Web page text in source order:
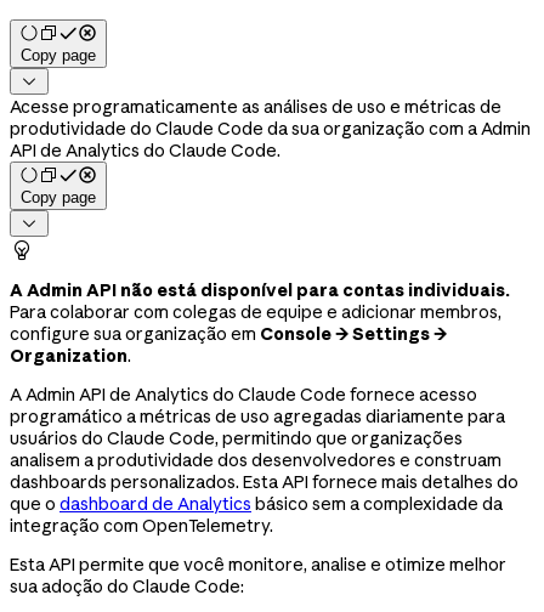
Copy page

Acesse programaticamente as análises de uso e métricas de
produtividade do Claude Code da sua organização com a Admin
API de Analytics do Claude Code.
Copy page


A Admin API não está disponível para contas individuais.
Para colaborar com colegas de equipe e adicionar membros,
configure sua organização em Console → Settings →
Organization.
A Admin API de Analytics do Claude Code fornece acesso
programático a métricas de uso agregadas diariamente para
usuários do Claude Code, permitindo que organizações
analisem a produtividade dos desenvolvedores e construam
dashboards personalizados. Esta API fornece mais detalhes do
que o dashboard de Analytics básico sem a complexidade da
integração com OpenTelemetry.
Esta API permite que você monitore, analise e otimize melhor
sua adoção do Claude Code: